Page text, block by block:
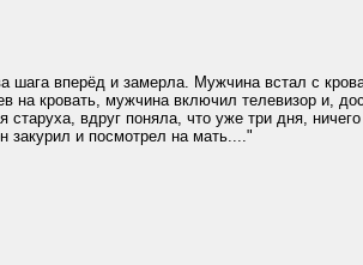
вперёд и замерла. Мужчина встал с
на кровать, мужчина включил телевизор и,
вдруг поняла, что уже три дня,
и посмотрел на мать...."